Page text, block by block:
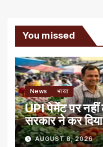
You missed
News भारत
UPI पेमेंट पर
सरकार ने कर
AUGUST 8, 2026